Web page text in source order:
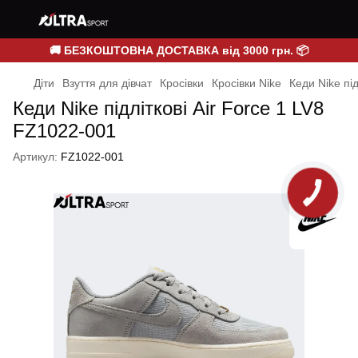
🚚 БЕЗКОШТОВНА ДОСТАВКА від 3000 грн. 📦
Діти Взуття для дівчат Кросівки Кросівки Nike Кеди Nike
Кеди Nike підліткові Air Force 1 LV8
FZ1022-001
Артикул: FZ1022-001